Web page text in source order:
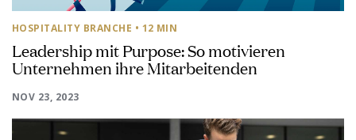
HOSPITALITY BRANCHE • 12 MIN
Leadership mit Purpose: So motivieren
Unternehmen ihre Mitarbeitenden
NOV 23, 2023